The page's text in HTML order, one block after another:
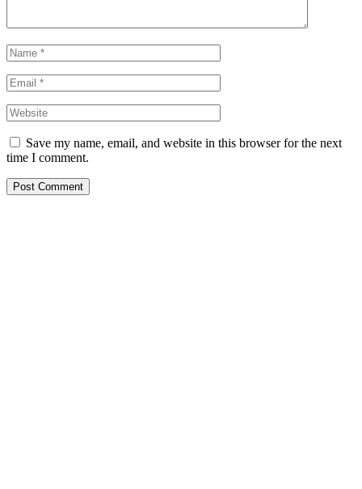
Save my name, email, and website in this browser for the next
time I comment.